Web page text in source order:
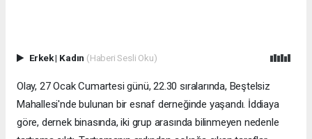
Erkek| Kadın (Haberi Sesli Oku)
Olay, 27 Ocak Cumartesi günü, 22.30 sıralarında, Beştelsiz
Mahallesi'nde bulunan bir esnaf derneğinde yaşandı. İddiaya
göre, dernek binasında, iki grup arasında bilinmeyen nedenle